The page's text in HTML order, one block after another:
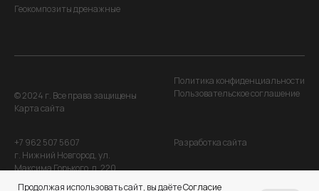
Геокомпозиты дренажные
© 2024 г. Все права защищены
Карта сайта
Политика конфиденциальности
Пользовательское соглашение
+7 962 507 5607
г. Нижний Новгород, ул.
Максима Горького, д. 220
Разработка сайта
Продолжая использовать сайт, вы даётеСогласие